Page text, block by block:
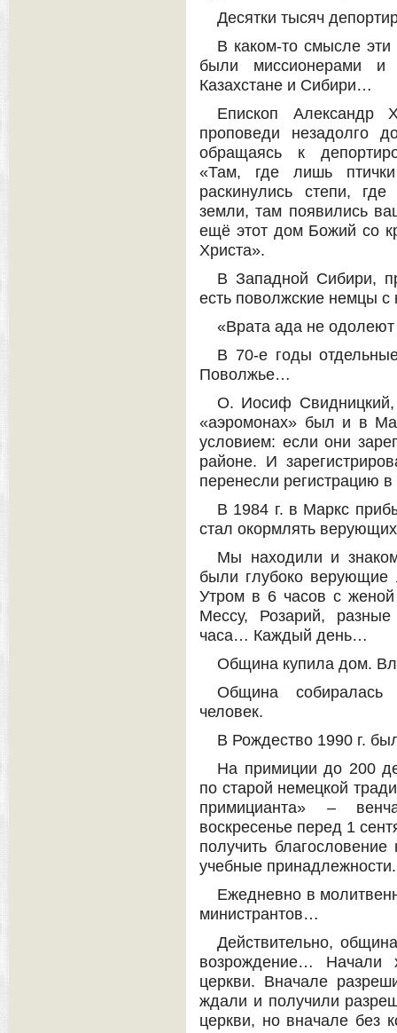
Десятки тысяч
В каком-то смысле
были миссионерами и
Казахстане и Сибири…
Епископ Александр
проповеди незадолго
обращаясь к
«Там, где лишь
раскинулись степи,
земли, там появились
ещё этот дом Божий со
Христа».
В Западной Сибири,
есть поволжские немцы с
«Врата ада не
В 70-е годы
Поволжье…
О. Иосиф Свидницкий,
«аэромонах» был и в
условием: если они
районе. И
перенесли регистрацию
В 1984 г. в Маркс
стал окормлять
Мы находили и
были глубоко верующие
Утром в 6 часов с
Мессу, Розарий,
часа… Каждый день…
Община купила дом.
Община
человек.
В Рождество 1990 г.
На примиции до 200
по старой немецкой
примицианта» –
воскресенье перед 1
получить
учебные принадлежности.
Ежедневно в
министрантов…
Действительно,
возрождение… Начали
церкви. Вначале
ждали и получили
церкви, но вначале без